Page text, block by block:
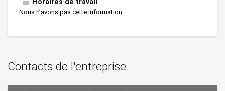
Nous n’avons pas cette information.
Contacts de l'entreprise